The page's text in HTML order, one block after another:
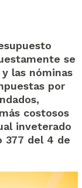
se
las nóminas
por
costosos
inveterado
377 del 4 de